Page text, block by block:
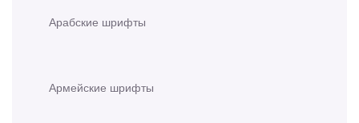
Арабские шрифты
Армейские шрифты